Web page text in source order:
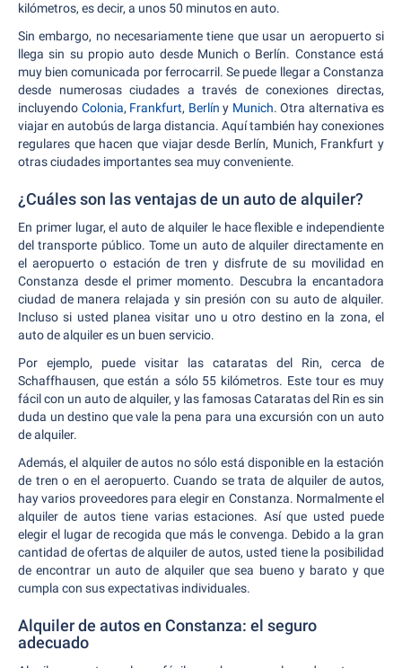
kilómetros, es decir, a unos 50 minutos en auto.
Sin embargo, no necesariamente tiene que usar un aeropuerto si
llega sin su propio auto desde Munich o Berlín. Constance está
muy bien comunicada por ferrocarril. Se puede llegar a Constanza
desde numerosas ciudades a través de conexiones directas,
incluyendo Colonia, Frankfurt, Berlín y Munich. Otra alternativa es
viajar en autobús de larga distancia. Aquí también hay conexiones
regulares que hacen que viajar desde Berlín, Munich, Frankfurt y
otras ciudades importantes sea muy conveniente.
¿Cuáles son las ventajas de un auto de alquiler?
En primer lugar, el auto de alquiler le hace flexible e independiente
del transporte público. Tome un auto de alquiler directamente en
el aeropuerto o estación de tren y disfrute de su movilidad en
Constanza desde el primer momento. Descubra la encantadora
ciudad de manera relajada y sin presión con su auto de alquiler.
Incluso si usted planea visitar uno u otro destino en la zona, el
auto de alquiler es un buen servicio.
Por ejemplo, puede visitar las cataratas del Rin, cerca de
Schaffhausen, que están a sólo 55 kilómetros. Este tour es muy
fácil con un auto de alquiler, y las famosas Cataratas del Rin es sin
duda un destino que vale la pena para una excursión con un auto
de alquiler.
Además, el alquiler de autos no sólo está disponible en la estación
de tren o en el aeropuerto. Cuando se trata de alquiler de autos,
hay varios proveedores para elegir en Constanza. Normalmente el
alquiler de autos tiene varias estaciones. Así que usted puede
elegir el lugar de recogida que más le convenga. Debido a la gran
cantidad de ofertas de alquiler de autos, usted tiene la posibilidad
de encontrar un auto de alquiler que sea bueno y barato y que
cumpla con sus expectativas individuales.
Alquiler de autos en Constanza: el seguro
adecuado